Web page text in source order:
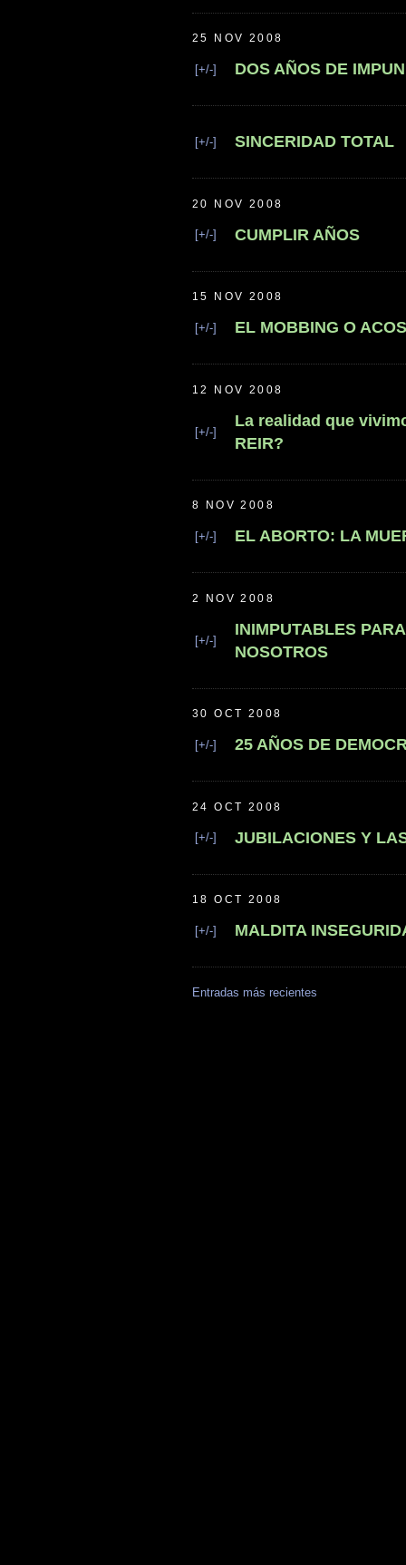
25 NOV 2008
[+/-] DOS AÑOS DE
[+/-] SINCERIDAD TOTAL
20 NOV 2008
[+/-] CUMPLIR AÑOS
15 NOV 2008
[+/-] EL MOBBING O
12 NOV 2008
[+/-]
La realidad que
REIR?
8 NOV 2008
[+/-] EL ABORTO: LA
2 NOV 2008
[+/-]
INIMPUTABLES
NOSOTROS
30 OCT 2008
[+/-] 25 AÑOS DE
24 OCT 2008
[+/-] JUBILACIONES Y
18 OCT 2008
[+/-] MALDITA
Entradas más recientes